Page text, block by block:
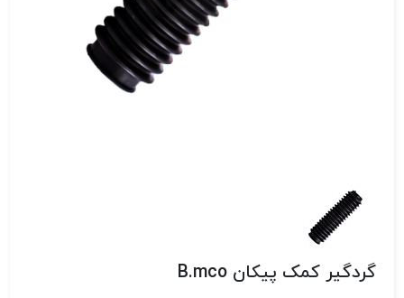
گردگیر کمک پیکان B.mco